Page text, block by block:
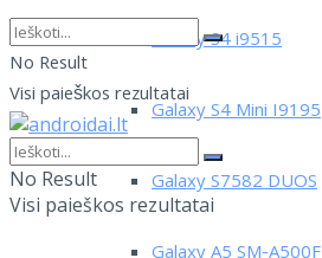
Galaxy S4 i9515
Galaxy S4 Mini I9195
Galaxy S7582 DUOS
No Result
Visi paieškos rezultatai
No Result
Visi paieškos rezultatai